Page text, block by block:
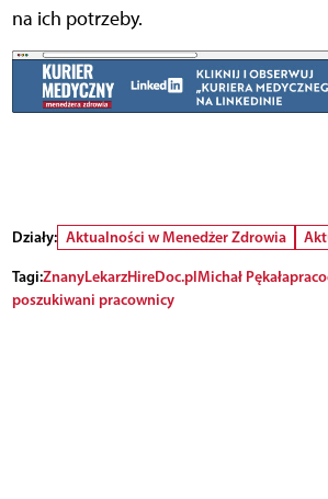
na ich potrzeby.
Działy: Aktualności w Menedżer Zdrowia
Tagi:ZnanyLekarzHireDoc.plMichał Pękała
poszukiwani pracownicy